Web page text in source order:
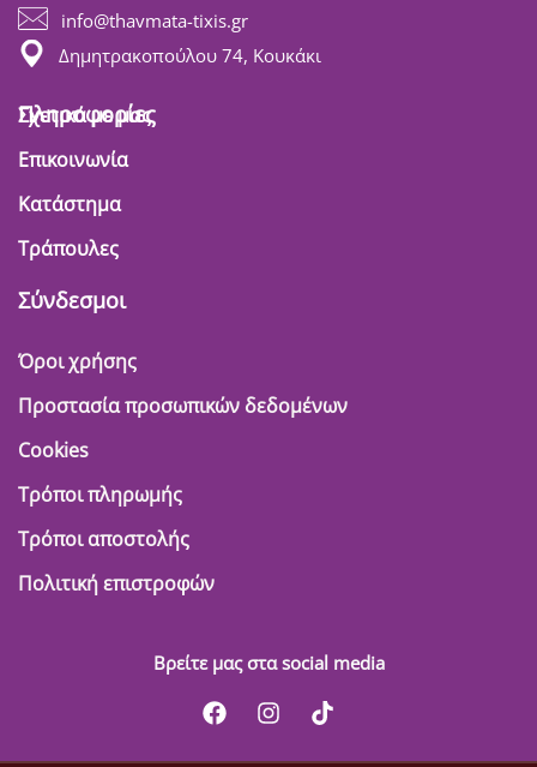
info@thavmata-tixis.gr
Δημητρακοπούλου 74, Κουκάκι
Πληροφορίες
Σχετικά με μας
Επικοινωνία
Κατάστημα
Τράπουλες
Σύνδεσμοι
Όροι χρήσης
Προστασία προσωπικών δεδομένων
Cookies
Τρόποι πληρωμής
Τρόποι αποστολής
Πολιτική επιστροφών
Βρείτε μας στα social media